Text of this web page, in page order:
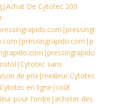
De Cytotec 200
sans
de prix|meilleur Cytotec
en ligne|coût
pour l’ordre|acheter des